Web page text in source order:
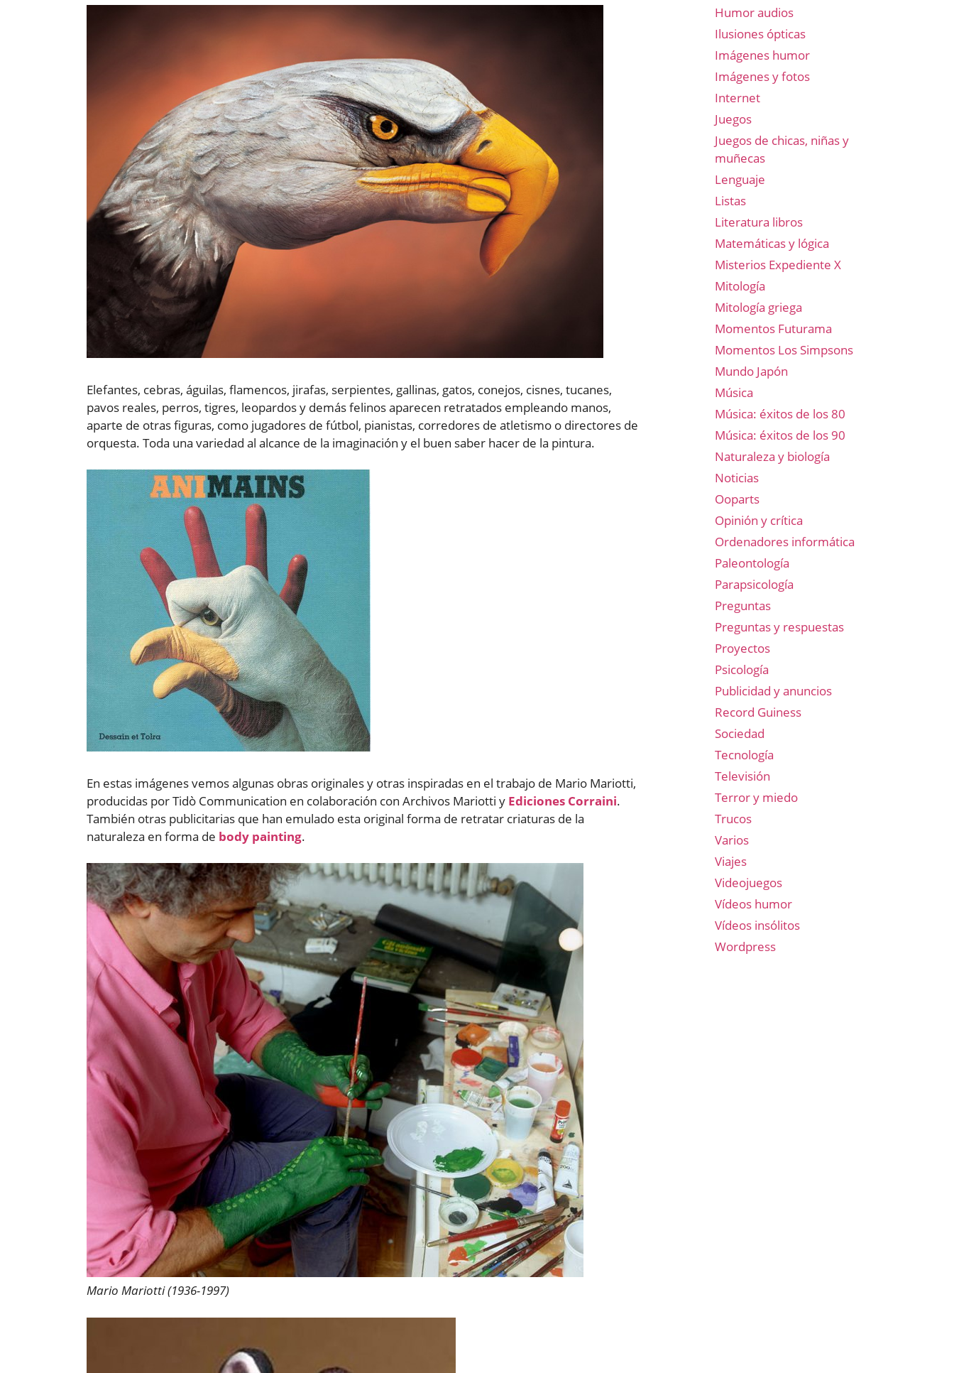
Elefantes, cebras, águilas, flamencos, jirafas, serpientes, gallinas, gatos, conejos, cisnes, tucanes,
pavos reales, perros, tigres, leopardos y demás felinos aparecen retratados empleando manos,
aparte de otras figuras, como jugadores de fútbol, pianistas, corredores de atletismo o directores de
orquesta. Toda una variedad al alcance de la imaginación y el buen saber hacer de la pintura.
En estas imágenes vemos algunas obras originales y otras inspiradas en el trabajo de Mario Mariotti,
producidas por Tidò Communication en colaboración con Archivos Mariotti y Ediciones Corraini.
También otras publicitarias que han emulado esta original forma de retratar criaturas de la
naturaleza en forma de body painting.
Mario Mariotti (1936-1997)
Humor audios
Ilusiones ópticas
Imágenes humor
Imágenes y fotos
Internet
Juegos
Juegos de chicas, niñas y
muñecas
Lenguaje
Listas
Literatura libros
Matemáticas y lógica
Misterios Expediente X
Mitología
Mitología griega
Momentos Futurama
Momentos Los Simpsons
Mundo Japón
Música
Música: éxitos de los 80
Música: éxitos de los 90
Naturaleza y biología
Noticias
Ooparts
Opinión y crítica
Ordenadores informática
Paleontología
Parapsicología
Preguntas
Preguntas y respuestas
Proyectos
Psicología
Publicidad y anuncios
Record Guiness
Sociedad
Tecnología
Televisión
Terror y miedo
Trucos
Varios
Viajes
Videojuegos
Vídeos humor
Vídeos insólitos
Wordpress